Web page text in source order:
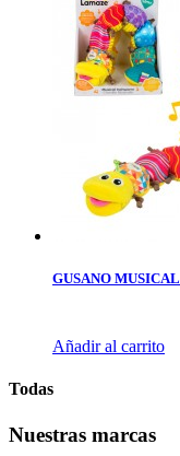
GUSANO MUSICAL
Añadir al carrito
Todas
Nuestras marcas